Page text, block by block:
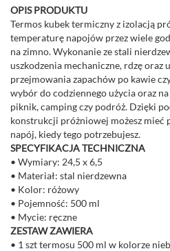
OPIS PRODUKTU
Termos kubek termiczny z izolacją
temperaturę napojów przez wiele
na zimno. Wykonanie ze stali
uszkodzenia mechaniczne, rdzę oraz
przejmowania zapachów po kawie
wybór do codziennego użycia oraz
piknik, camping czy podróż. Dzięki
konstrukcji próżniowej możesz mieć
napój, kiedy tego potrzebujesz.
SPECYFIKACJA TECHNICZNA
• Wymiary: 24,5 x 6,5
• Materiał: stal nierdzewna
• Kolor: różowy
• Pojemność: 500 ml
• Mycie: ręczne
ZESTAW ZAWIERA
• 1 szt termosu 500 ml w kolorze